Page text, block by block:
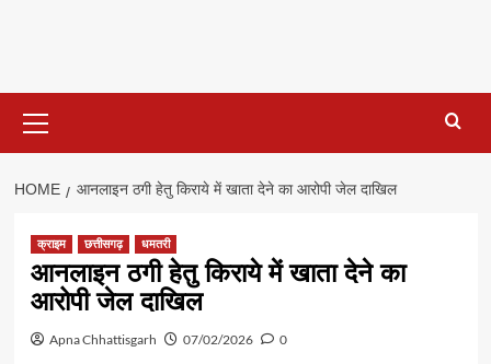
Menu
HOME आनलाइन ठगी हेतु किराये में खाता देने का आरोपी जेल दाखिल
क्राइम छत्तीसगढ़ धमतरी
आनलाइन ठगी हेतु किराये में खाता देने का
आरोपी जेल दाखिल
Apna Chhattisgarh 07/02/2026 0